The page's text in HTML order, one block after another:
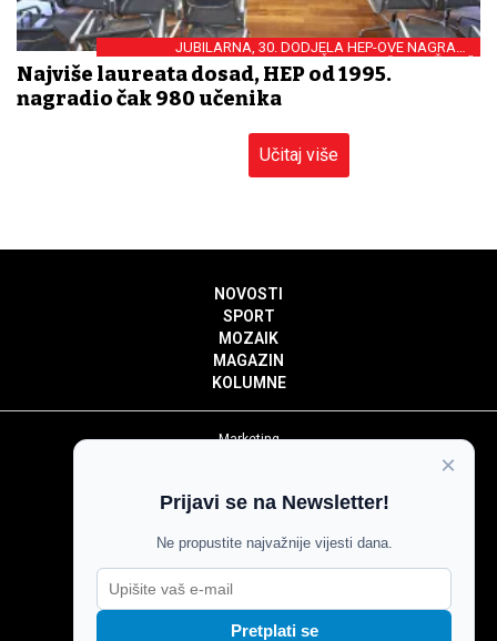
JUBILARNA, 30. DODJELA HEP-OVE NAGRADE
UČENICIMA “IMAM ŽICU!”
Najviše laureata dosad, HEP od 1995.
nagradio čak 980 učenika
Učitaj više
NOVOSTI
SPORT
MOZAIK
MAGAZIN
KOLUMNE
Marketing
Impressum
Pravila komentiranja
Agroglas
×
Prijavi se na Newsletter!
Ne propustite najvažnije vijesti dana.
Pretplati se